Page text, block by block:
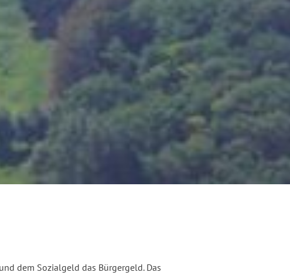
dem Sozialgeld das Bürgergeld. Das